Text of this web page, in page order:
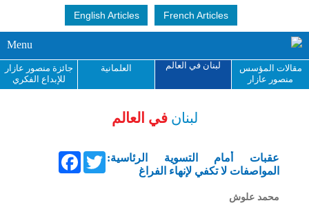
English Articles French Articles
Menu
مقالات المؤسس
منصور عازار
لبنان في العالم العلمانية
جائزة منصور عازار
للإبداع الفكري
لبنان في العالم
FacebookTwitter عقبات أمام التسوية الرئاسية:
المواصفات لا تكفي لإنهاء الفراغ
محمد علوش